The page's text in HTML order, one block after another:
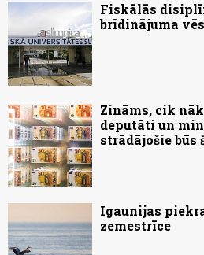
Fiskālās
brīdinājuma
Zināms, cik
deputāti un
strādājošie būs
Igaunijas
zemestrīce